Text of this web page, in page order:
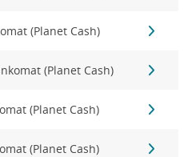
(Planet Cash)
(Planet Cash)
(Planet Cash)
(Planet Cash)